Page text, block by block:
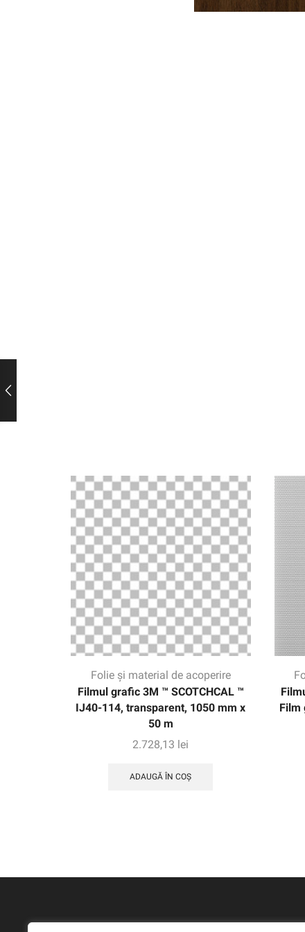
Folie și material de acoperire
Filmul grafic 3M ™ SCOTCHCAL ™
IJ40-114, transparent, 1050 mm x
50 m
2.728,13 lei
ADAUGĂ ÎN COȘ
Film